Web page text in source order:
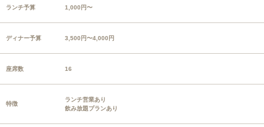
ランチ予算 1,000円〜
ディナー予算 3,500円〜4,000円
座席数 16
特徴
ランチ営業あり
飲み放題プランあり